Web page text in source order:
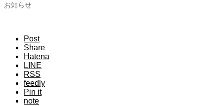
お知らせ
Post
Share
Hatena
LINE
RSS
feedly
Pin it
note